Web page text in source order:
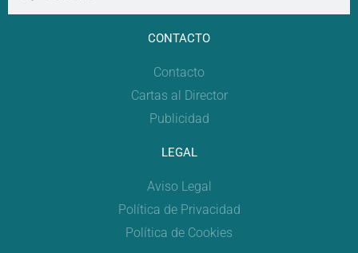
CONTACTO
Contacto
Cartas al Director
Publicidad
LEGAL
Aviso Legal
Política de Privacidad
Política de Cookies